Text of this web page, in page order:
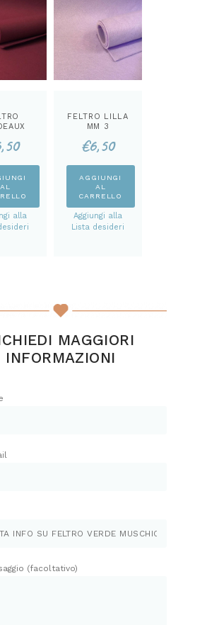
AL
alla
FELTRO LILLA
MM 3
€6,50
AGGIUNGI
AL
CARRELLO
Aggiungi alla
Lista desideri
MAGGIORI
INFORMAZIONI
(facoltativo)